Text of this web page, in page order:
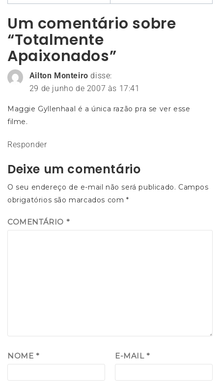
Post
Um comentário sobre
“Totalmente
Apaixonados”
Ailton Monteiro disse:
29 de junho de 2007 às 17:41
Maggie Gyllenhaal é a única razão pra se ver esse
filme.
Responder
Deixe um comentário
O seu endereço de e-mail não será publicado. Campos
obrigatórios são marcados com*
COMENTÁRIO *
NOME * E-MAIL*